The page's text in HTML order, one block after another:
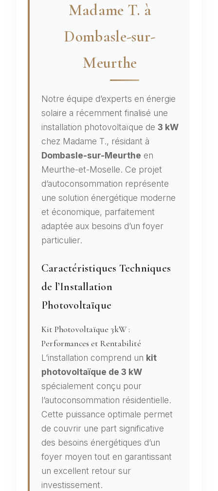
Madame T. à
Dombasle-sur-
Meurthe
Notre équipe d’experts en énergie
solaire a récemment finalisé une
installation photovoltaïque de 3 kW
chez Madame T., résidant à
Dombasle-sur-Meurthe en
Meurthe-et-Moselle. Ce projet
d’autoconsommation représente
une solution énergétique moderne
et économique, parfaitement
adaptée aux besoins d’un foyer
particulier.
Caractéristiques Techniques
de l’Installation
Photovoltaïque
Kit Photovoltaïque 3kW :
Performances et Rentabilité
L’installation comprend un kit
photovoltaïque de 3 kW
spécialement conçu pour
l’autoconsommation résidentielle.
Cette puissance optimale permet
de couvrir une part significative
des besoins énergétiques d’un
foyer moyen tout en garantissant
un excellent retour sur
investissement.